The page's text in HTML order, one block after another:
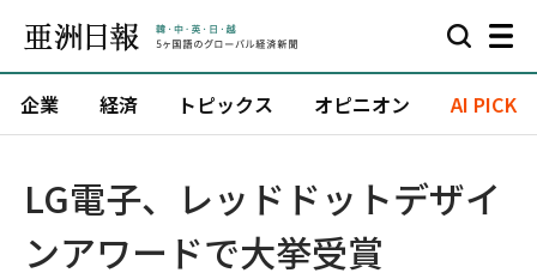
企業 経済 トピックス オピニオン AI PICK
LG電子、レッドドットデザイ
ンアワードで大挙受賞